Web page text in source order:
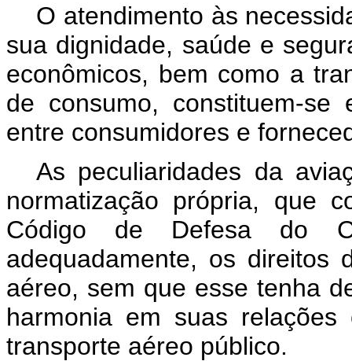
O atendimento às
sua dignidade, saúde e
econômicos, bem como a
de consumo, constituem-se
entre consumidores e
As peculiaridades da
normatização própria, que
Código de Defesa do
adequadamente, os direitos
aéreo, sem que esse tenha
harmonia em suas
transporte aéreo público.